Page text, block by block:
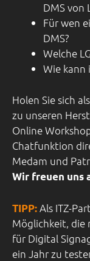
DMS von
Für wen
DMS?
Welche
Wie kann
Holen Sie sich
zu unseren
Online
Chatfunktion
Medam und
Wir freuen uns
TIPP:Als ITZ-
Möglichkeit, die
für Digital
ein Jahr zu